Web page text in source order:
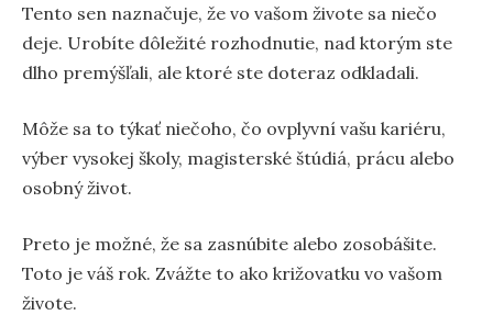
Tento sen naznačuje, že vo vašom živote sa niečo
deje. Urobíte dôležité rozhodnutie, nad ktorým ste
dlho premýšľali, ale ktoré ste doteraz odkladali.
Môže sa to týkať niečoho, čo ovplyvní vašu kariéru,
výber vysokej školy, magisterské štúdiá, prácu alebo
osobný život.
Preto je možné, že sa zasnúbite alebo zosobášite.
Toto je váš rok. Zvážte to ako križovatku vo vašom
živote.